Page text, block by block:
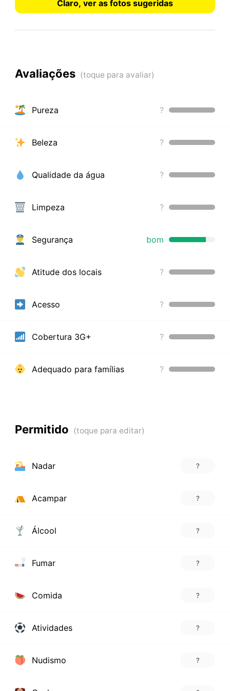
Claro, ver as fotos sugeridas
Avaliações
Pureza ?
Beleza ?
Qualidade da água ?
Limpeza ?
Segurança bom
Atitude dos locais ?
Acesso ?
Cobertura 3G+ ?
Adequado para famílias ?
Permitido
Nadar ?
Acampar ?
Álcool ?
Fumar ?
Comida ?
Atividades ?
Nudismo ?